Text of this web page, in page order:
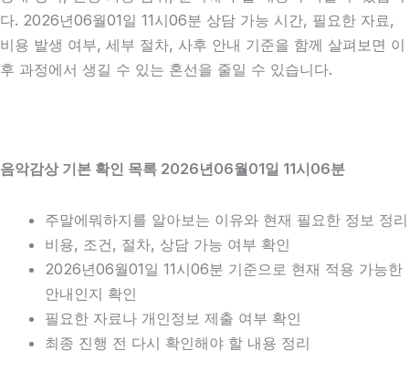
다. 2026년06월01일 11시06분 상담 가능 시간, 필요한 자료,
비용 발생 여부, 세부 절차, 사후 안내 기준을 함께 살펴보면 이
후 과정에서 생길 수 있는 혼선을 줄일 수 있습니다.
음악감상 기본 확인 목록 2026년06월01일 11시06분
주말에뭐하지를 알아보는 이유와 현재 필요한 정보 정리
비용, 조건, 절차, 상담 가능 여부 확인
2026년06월01일 11시06분 기준으로 현재 적용 가능한
안내인지 확인
필요한 자료나 개인정보 제출 여부 확인
최종 진행 전 다시 확인해야 할 내용 정리